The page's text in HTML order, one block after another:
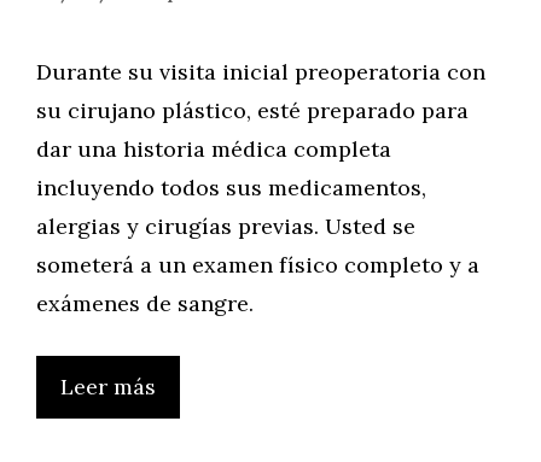
Durante su visita inicial preoperatoria con
su cirujano plástico, esté preparado para
dar una historia médica completa
incluyendo todos sus medicamentos,
alergias y cirugías previas. Usted se
someterá a un examen físico completo y a
exámenes de sangre.
Leer más